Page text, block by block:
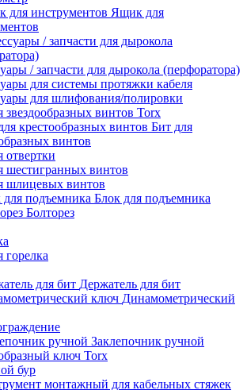
Ящик для
/ запчасти для дырокола (перфоратора)
для системы протяжки кабеля
для шлифования/полировки
звездообразных винтов Torx
Бит для
винтов
отвертки
шестигранных винтов
шлицевых винтов
Блок для подъемника
Болторез
горелка
Держатель для бит
Динамометрический
Заклепочник ручной
ключ Torx
бур